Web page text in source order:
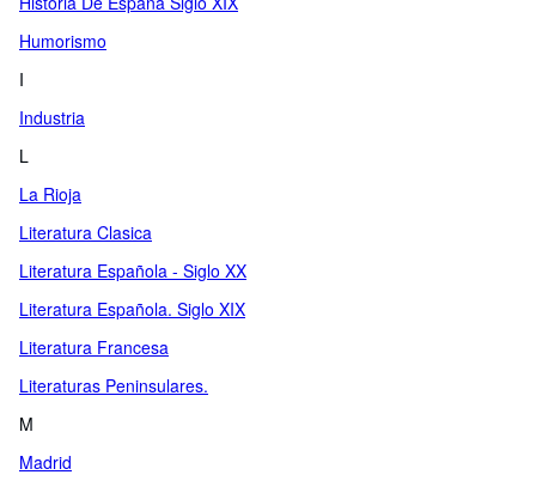
Humorismo
I
Industria
L
La Rioja
Literatura Clasica
Literatura Española - Siglo XX
Literatura Española. Siglo XIX
Literatura Francesa
Literaturas Peninsulares.
M
Madrid